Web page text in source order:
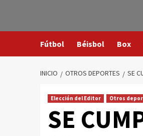
Fútbol Béisbol Box
INICIO OTROS DEPORTES SE
Elección del Editor Otros
SE